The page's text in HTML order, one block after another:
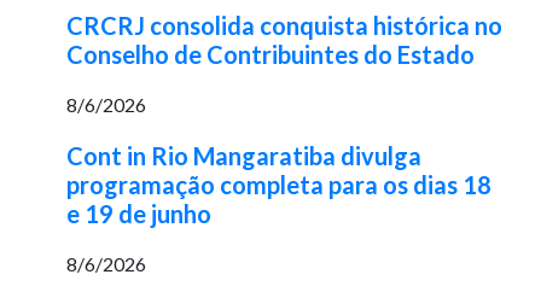
CRCRJ consolida conquista histórica no
Conselho de Contribuintes do Estado
8/6/2026
Cont in Rio Mangaratiba divulga
programação completa para os dias 18
e 19 de junho
8/6/2026